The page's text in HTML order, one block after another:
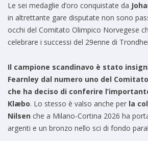
Le sei medaglie d’oro conquistate da
in altrettante gare disputate non sono
occhi del Comitato Olimpico Norvegese
celebrare i successi del 29enne di
Il campione scandinavo è stato
Fearnley dal numero uno del
che ha deciso di conferire
Klæbo. Lo stesso è valso anche per la
Nilsen che a Milano-Cortina 2026 ha
argenti e un bronzo nello sci di fondo